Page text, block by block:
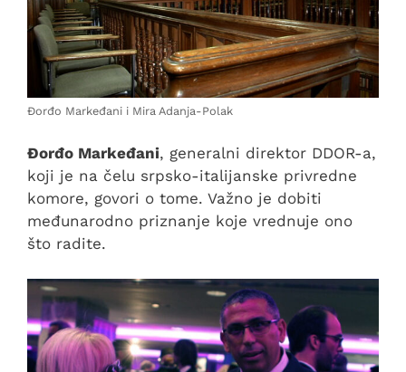
Đorđo Markeđani i Mira Adanja-Polak
Đorđo Markeđani, generalni direktor DDOR-a,
koji je na čelu srpsko-italijanske privredne
komore, govori o tome. Važno je dobiti
međunarodno priznanje koje vrednuje ono
što radite.